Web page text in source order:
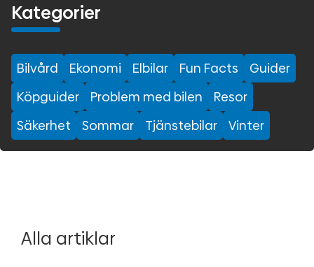
Kategorier
Bilvård Ekonomi Elbilar Fun Facts
Guider
Köpguider
Problem med bilen
Resor
Säkerhet
Sommar Tjänstebilar Vinter
Alla artiklar